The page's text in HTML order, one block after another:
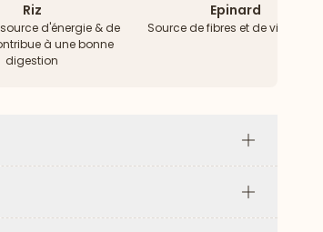
Riz
d'énergie & de
à une bonne
digestion
Epinard
Source de fibres et de
Plus
Plus